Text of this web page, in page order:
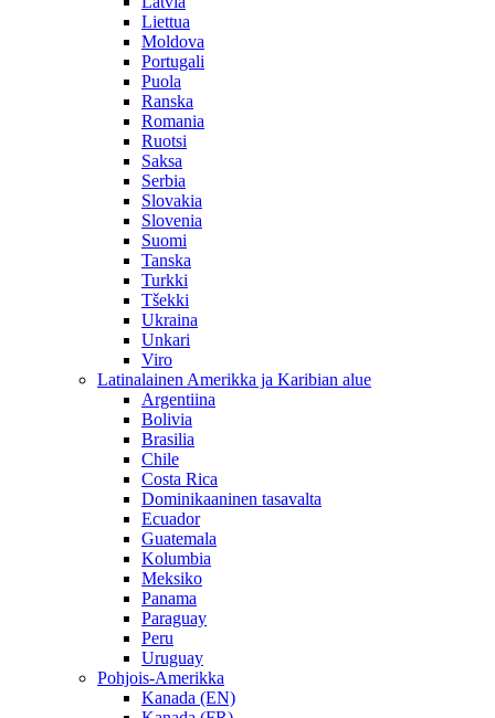
Liettua
Moldova
Portugali
Puola
Ranska
Romania
Ruotsi
Saksa
Serbia
Slovakia
Slovenia
Suomi
Tanska
Turkki
Tšekki
Ukraina
Unkari
Viro
Latinalainen Amerikka ja Karibian alue
Argentiina
Bolivia
Brasilia
Chile
Costa Rica
Dominikaaninen tasavalta
Ecuador
Guatemala
Kolumbia
Meksiko
Panama
Paraguay
Peru
Uruguay
Pohjois-Amerikka
Kanada (EN)